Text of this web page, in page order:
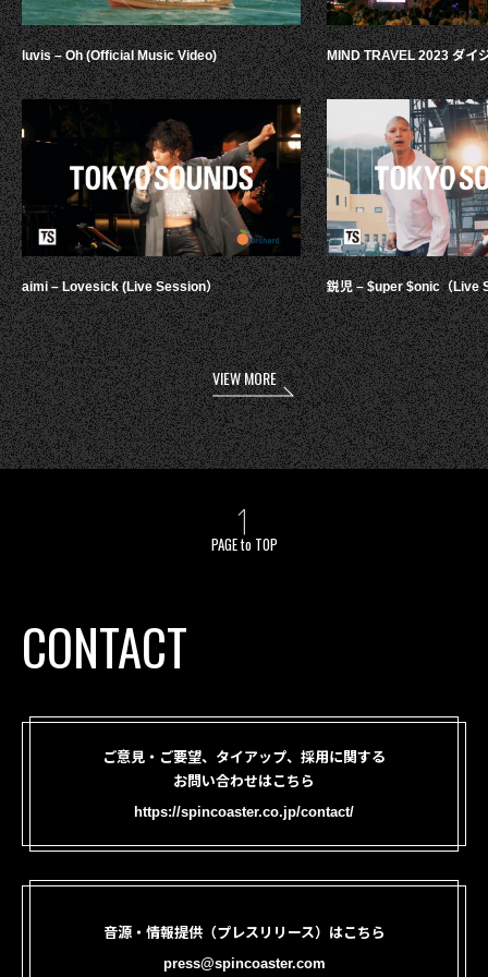
luvis – Oh (Official Music Video)
aimi – Lovesick (Live Session）
MIND TRAVEL 2023 ダイ
鋭児 – $uper $onic（Live
VIEW MORE
PAGE to TOP
CONTACT
ご意見・ご要望、タイアップ、採用に関する
お問い合わせはこちら
https://spincoaster.co.jp/contact/
音源・情報提供（プレスリリース）はこちら
press@spincoaster.com